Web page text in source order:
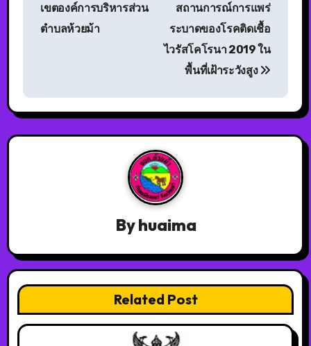
เขตองค์การบริหารส่วน
ตำบลห้วยม้า
สถานการณ์การแพร่
ระบาดของโรคติดเชื้อ
ไวรัสโคโรนา 2019 ใน
พื้นที่เฝ้าระวังสูง
Byhuaima
Related Post